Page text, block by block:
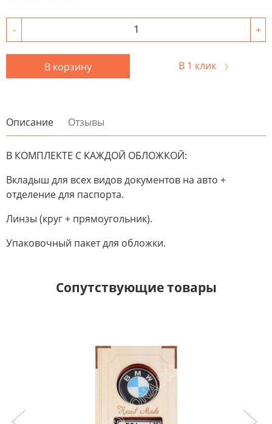
- +
В корзину В 1 клик
Описание Отзывы
В КОМПЛЕКТЕ С КАЖДОЙ ОБЛОЖКОЙ:
Вкладыш для всех видов документов на авто +
отделение для паспорта.
Линзы (круг + прямоугольник).
Упаковочный пакет для обложки.
Сопутствующие товары